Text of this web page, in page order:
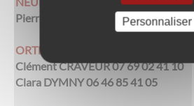
Pierre GRAS 03 80 50 16 16
ORTHOPHONISTES
Clément CRAVEUR 07 69 02 41 10
Clara DYMNY 06 46 85 41 05
Personnaliser